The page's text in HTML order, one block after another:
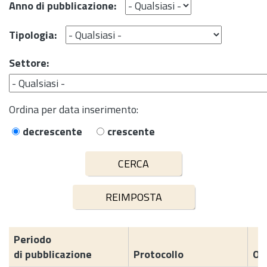
Anno di pubblicazione:
Tipologia:
Settore:
Ordina per data inserimento:
decrescente
crescente
Periodo
di pubblicazione
Protocollo